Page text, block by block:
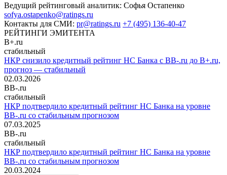
Ведущий рейтинговый аналитик: Софья Остапенко
sofya.ostapenko@ratings.ru
Контакты для СМИ: pr@ratings.ru +7 (495) 136-40-47
РЕЙТИНГИ ЭМИТЕНТА
B+.ru
стабильный
НКР снизило кредитный рейтинг НС Банка с BB-.ru до B+.ru,
прогноз — стабильный
02.03.2026
BB-.ru
стабильный
НКР подтвердило кредитный рейтинг НС Банка на уровне
BB-.ru со стабильным прогнозом
07.03.2025
BB-.ru
стабильный
НКР подтвердило кредитный рейтинг НС Банка на уровне
BB-.ru со стабильным прогнозом
20.03.2024